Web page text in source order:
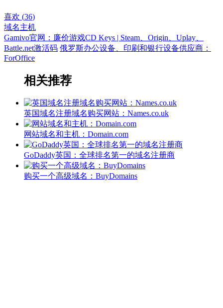
喜欢 (36)
域名主机
Gamivo官网：廉价游戏CD Keys | Steam、Origin、Uplay、
Battle.net激活码 俄罗斯办公设备、印刷和银行设备供应商：
ForOffice
相关推荐
英国域名注册域名购买网站：Names.co.uk
网站域名和主机：Domain.com
GoDaddy英国：全球排名第一的域名注册商
购买一个高级域名：BuyDomains